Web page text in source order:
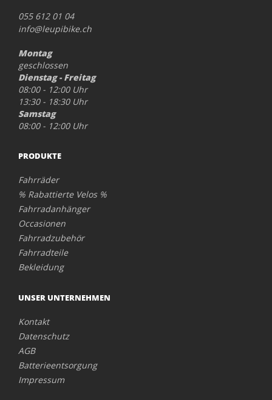
055 612 01 04
info@leupibike.ch
Montag
geschlossen
Dienstag - Freitag
08:00 - 12:00 Uhr
13:30 - 18:30 Uhr
Samstag
08:00 - 12:00 Uhr
PRODUKTE
Fahrräder
% Rabattierte Velos %
Fahrradanhänger
Occasionen
Fahrradzubehör
Fahrradteile
Bekleidung
UNSER UNTERNEHMEN
Kontakt
Datenschutz
AGB
Batterieentsorgung
Impressum